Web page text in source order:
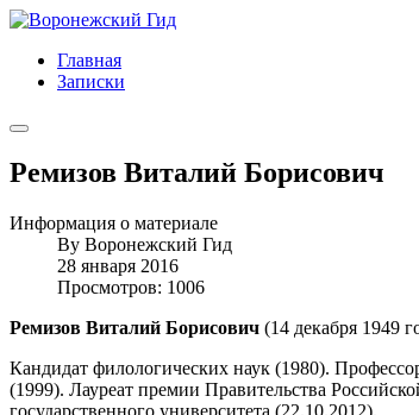
Главная
Записки
Ремизов Виталий Борисович
Информация о материале
By Воронежский Гид
28 января 2016
Просмотров: 1006
Ремизов Виталий Борисович (14 декабря 1949
Кандидат филологических наук (1980).
(1999). Лауреат премии Правительства
государственного университета (22.10.2012).